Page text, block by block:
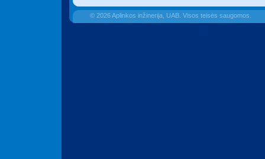
© 2026 Aplinkos inžinerija, UAB. Visos teisės saugomos.